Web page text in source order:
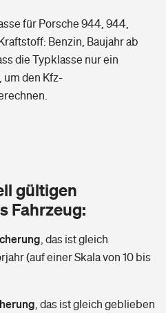
finden
für Porsche 944, 944,
Benzin, Baujahr ab
die Typklasse nur ein
um den Kfz-
gültigen
Fahrzeug:
das ist gleich
(auf einer Skala von 10 bis
das ist gleich geblieben